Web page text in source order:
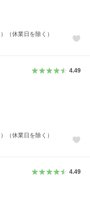
（休業日を除く）
4.49
（休業日を除く）
4.49